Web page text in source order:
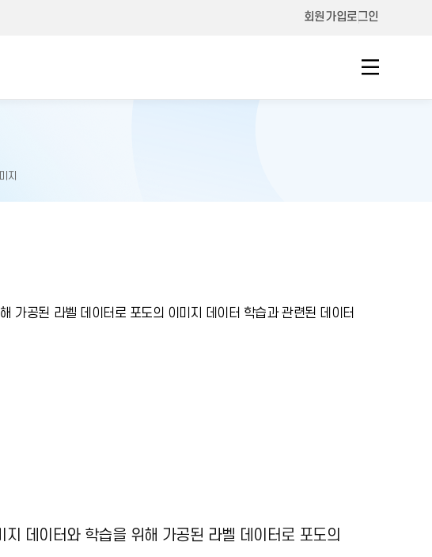
회원가입로그인
지
가공된 라벨 데이터로 포도의 이미지 데이터 학습과 관련된 데이터
데이터와 학습을 위해 가공된 라벨 데이터로 포도의